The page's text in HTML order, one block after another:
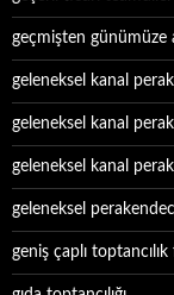
geçmişten günümüze
geleneksel kanal
geleneksel kanal
geleneksel kanal
geleneksel
geniş çaplı